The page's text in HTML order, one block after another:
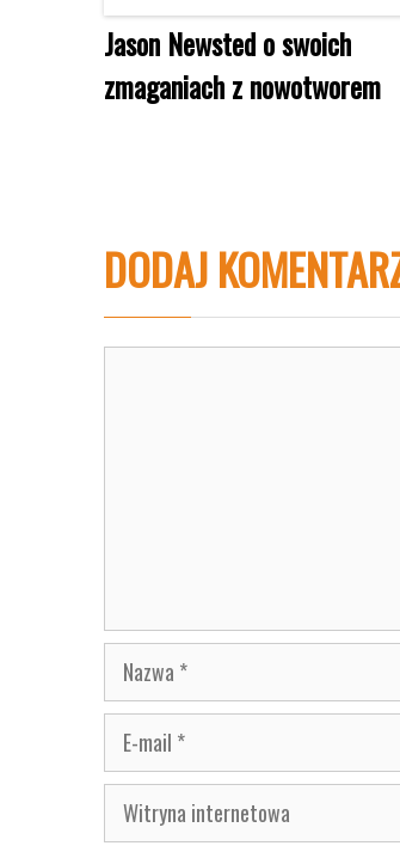
Jason Newsted o swoich
zmaganiach z nowotworem
DODAJ
Nazwa
E-
mail
Witryna
internetowa